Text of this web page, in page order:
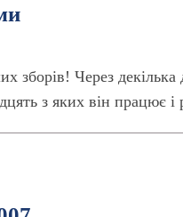
зборів! Через
з яких він працює і